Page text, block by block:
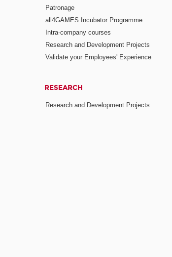
Patronage
all4GAMES Incubator Programme
Intra-company courses
Research and Development Projects
Validate your Employees' Experience
RESEARCH
Research and Development Projects